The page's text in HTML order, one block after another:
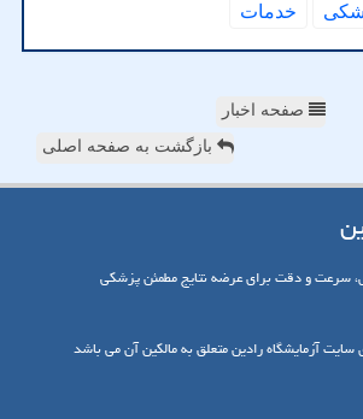
خدمات
صفحه اخبار
بازگشت به صفحه اصلی
سرعت و دقت برای عرضه نتایج مطمئن پزشکی